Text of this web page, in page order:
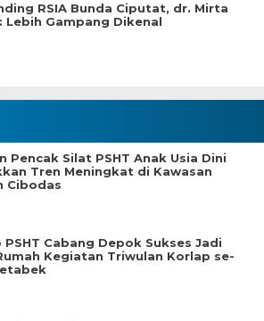
RSIA Bunda Ciputat, dr. Mirta
Lebih Gampang Dikenal
Pencak Silat PSHT Anak Usia Dini
Tren Meningkat di Kawasan
Cibodas
PSHT Cabang Depok Sukses Jadi
Kegiatan Triwulan Korlap se-